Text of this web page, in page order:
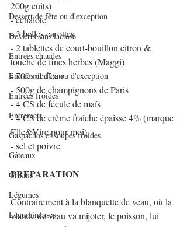
Dessert de fête ou d'exception
Desserts sans lactose
Entrées chaudes
Entrées de fête ou d'exception
Entrées froides
Entremets
Gaspachos et soupes froides
Gâteaux
Gratins
Légumes
Légumineuses
200g cuits)
- échalote
- 3 belles carottes
- 2 tablettes de court-bouillon citron &
touche de fines herbes (Maggi)
- 700 ml d'eau
- 500g de champignons de Paris
- 4 CS de fécule de maïs
- 4 CS de crème fraîche épaisse 4% (marque
Elle&Vire pour moi)
- sel et poivre
PREPARATION
Contrairement à la blanquette de veau, où la
viande de veau va mijoter, le poisson, lui